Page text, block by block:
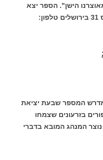
הישן". הספר יצא
בהוצאת ש. זק ושות' רח' בית הדפוס 31 בירושלים טלפון:
המספר שבעת יציאת
בזרעונים שצמחו
המנהג המובא בדברי